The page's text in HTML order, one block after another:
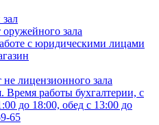
оружейного зала
с юридическими лицами
не лицензионного зала
Время работы бухгалтерии, с
до 18:00, обед с 13:00 до
65